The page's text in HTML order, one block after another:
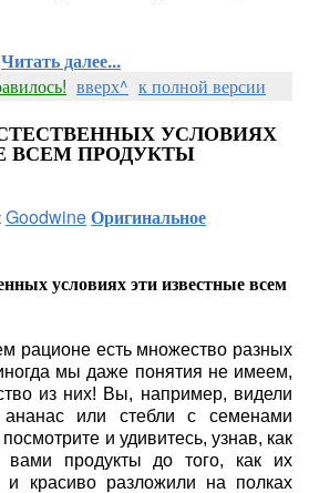
Читать далее...
вверх^ к полной версии
УСЛОВИЯХ
ВСЕМ ПРОДУКТЫ
GoodwineОригинальное
условиях эти известные всем
рационе есть множество разных
мы даже понятия не имеем,
из них! Вы, например, видели
или стебли с семенами
и удивитесь, узнав, как
продукты до того, как их
и красиво разложили на полках